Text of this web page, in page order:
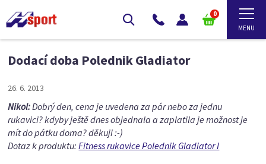
0
Dodací doba Polednik Gladiator
26. 6. 2013
Nikol:Dobrý den, cena je uvedena za pár nebo za jednu
rukavici? kdyby ještě dnes objednala a zaplatila je možnost je
mít do pátku doma? děkuji :-)
Dotaz k produktu:Fitness rukavice Polednik Gladiator I